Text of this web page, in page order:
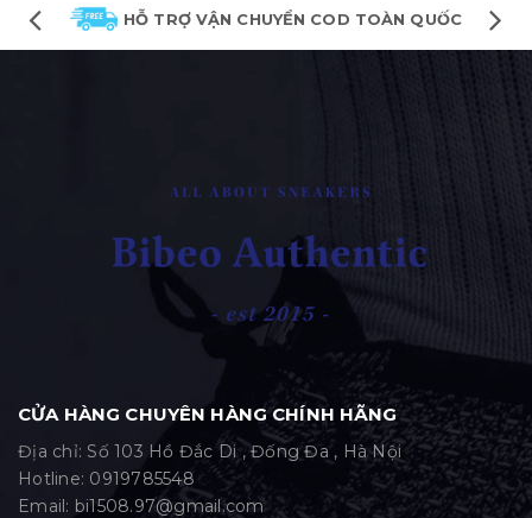
HỖ TRỢ VẬN CHUYỂN COD TOÀN QUỐC
CỬA HÀNG CHUYÊN HÀNG CHÍNH HÃNG
Địa chỉ: Số 103 Hồ Đắc Di , Đống Đa , Hà Nội
Hotline: 0919785548
Email: bi1508.97@gmail.com